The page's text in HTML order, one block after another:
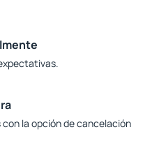
la opción de cancelación